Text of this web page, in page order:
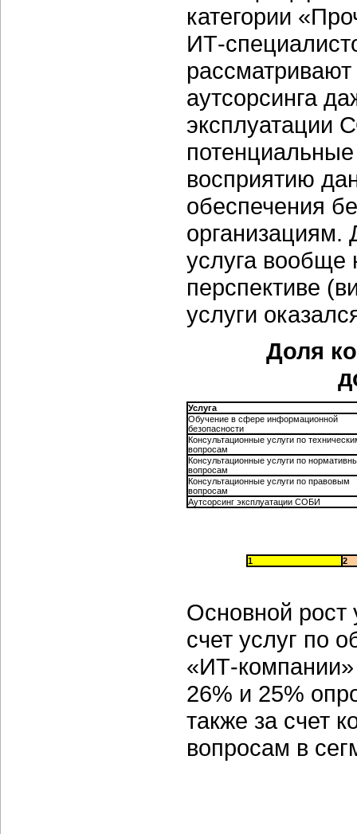
категории
ИТ-
аутсорсинга
эксплуатации
восприятию
обеспечения
организациям.
услуга вообще
перспективе
услуги
Доля
Услуга
Обучение в сфере информационной
безопасности
Консультационные услуги по
вопросам
Консультационные услуги по
вопросам
Консультационные услуги по правовым
вопросам
Аутсорсинг эксплуатации СОБИ
1 2
Основной рост
счет услуг по
«ИТ-компании»
26% и 25%
также за счет
вопросам в